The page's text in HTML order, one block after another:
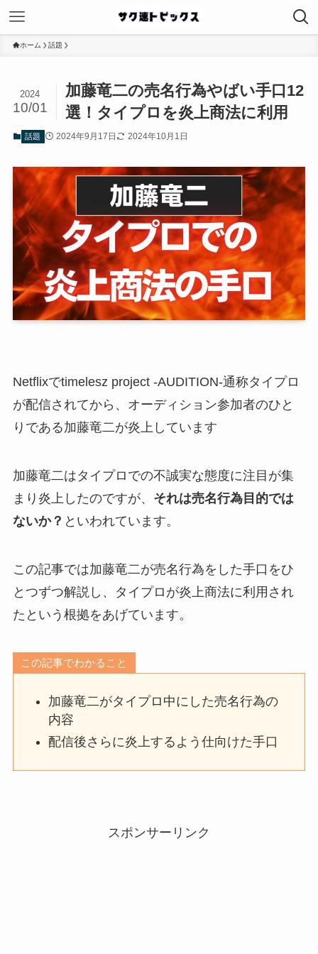
ホーム 話題
加藤竜二の売名行為やばい手口12
選！タイプロを炎上商法に利用
2024
10/01
話題 2024年9月17日 2024年10月1日
Netflixでtimelesz project -AUDITION-通称タイプロ
が配信されてから、オーディション参加者のひと
りである加藤竜二が炎上しています
加藤竜二はタイプロでの不誠実な態度に注目が集
まり炎上したのですが、 それは売名行為目的では
ないか？ といわれています。
この記事では加藤竜二が売名行為をした手口をひ
とつずつ解説し、タイプロが炎上商法に利用され
たという根拠をあげています。
この記事でわかること
加藤竜二がタイプロ中にした売名行為の
内容
配信後さらに炎上するよう仕向けた手口
スポンサーリンク